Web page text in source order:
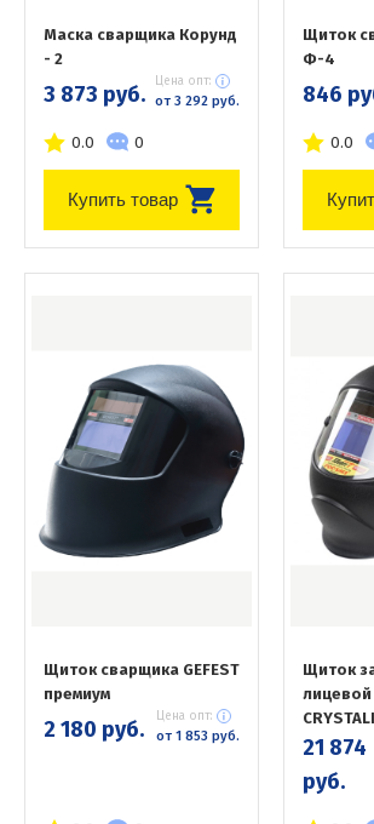
Маска сварщика Корунд
- 2
3 873 руб. Цена опт:
от 3 292 руб.
0.0 0
Купить товар
Щиток
Ф-4
846
0.0
Щиток сварщика GEFEST
премиум
2 180 руб. Цена опт:
от 1 853 руб.
Щиток
21 874
руб.